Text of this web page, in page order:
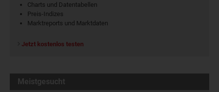
Charts und Datentabellen
Preis-Indizes
Marktreports und Marktdaten
Jetzt kostenlos testen
Meistgesucht